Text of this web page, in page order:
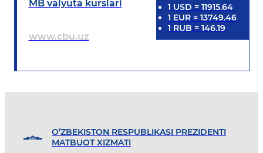
MB valyuta kurslari
www.cbu.uz
1 USD = 11915.64
1 EUR= 13749.46
1 RUB = 146.19
O’ZBEKISTON RESPUBLIKASI PREZIDENTI
MATBUOT XIZMATI